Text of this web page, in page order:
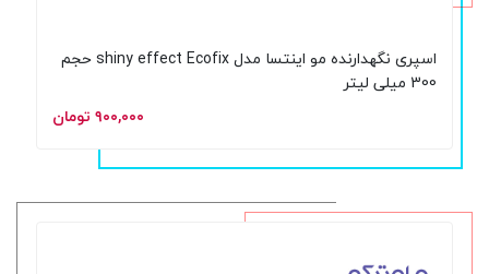
اسپری نگهدارنده مو اینتسا مدل shiny effect Ecofix حجم
300 میلی لیتر
۹۰۰,۰۰۰ تومان